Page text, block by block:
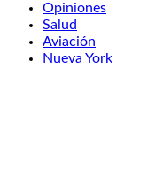
Opiniones
Salud
Aviación
Nueva York